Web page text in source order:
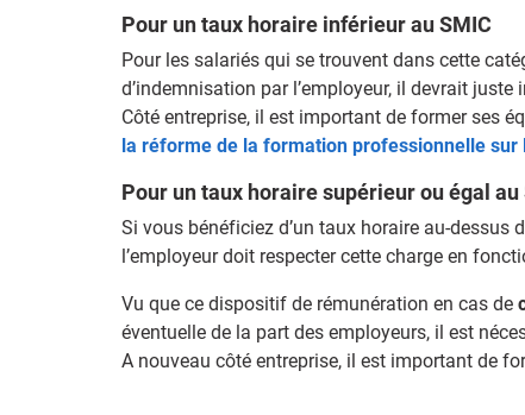
Pour un taux horaire inférieur au SMIC
Pour les salariés qui se trouvent dans cette
d’indemnisation par l’employeur, il devrait
Côté entreprise, il est important de former ses
la réforme de la formation professionnelle
Pour un taux horaire supérieur ou égal au
Si vous bénéficiez d’un taux horaire au-dessus
l’employeur doit respecter cette charge en
Vu que ce dispositif de rémunération en cas de
éventuelle de la part des employeurs, il est
A nouveau côté entreprise, il est important de